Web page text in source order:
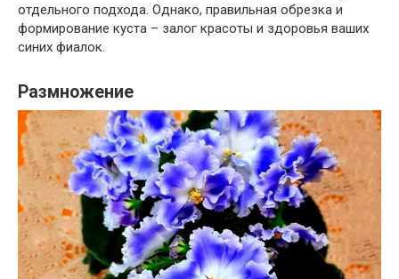
отдельного подхода. Однако, правильная обрезка и
формирование куста – залог красоты и здоровья ваших
синих фиалок.
Размножение